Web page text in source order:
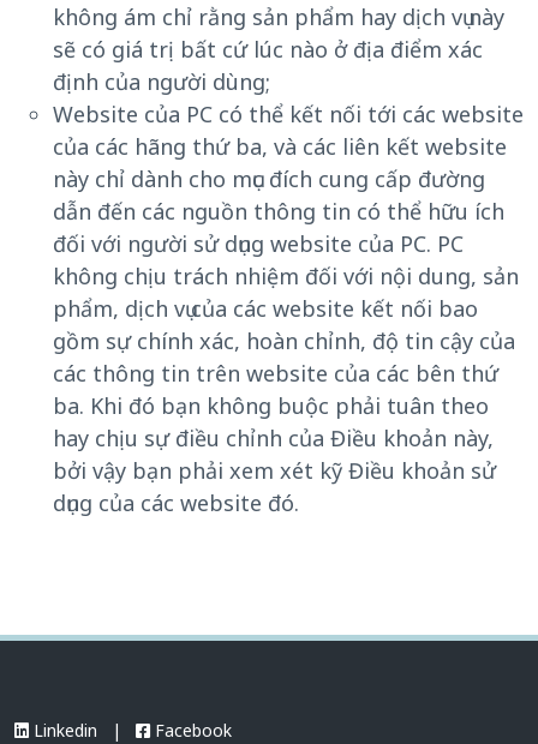
không ám chỉ rằng sản phẩm hay dịch vụ này
sẽ có giá trị bất cứ lúc nào ở địa điểm xác
định của người dùng;
Website của PC có thể kết nối tới các website
của các hãng thứ ba, và các liên kết website
này chỉ dành cho mục đích cung cấp đường
dẫn đến các nguồn thông tin có thể hữu ích
đối với người sử dụng website của PC. PC
không chịu trách nhiệm đối với nội dung, sản
phẩm, dịch vụ của các website kết nối bao
gồm sự chính xác, hoàn chỉnh, độ tin cậy của
các thông tin trên website của các bên thứ
ba. Khi đó bạn không buộc phải tuân theo
hay chịu sự điều chỉnh của Điều khoản này,
bởi vậy bạn phải xem xét kỹ Điều khoản sử
dụng của các website đó.
Linkedin | Facebook